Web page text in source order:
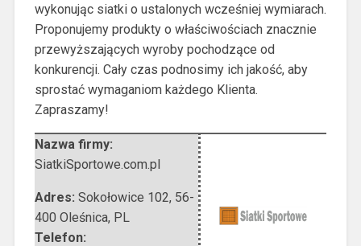
wykonując siatki o ustalonych wcześniej wymiarach.
Proponujemy produkty o właściwościach znacznie
przewyższających wyroby pochodzące od
konkurencji. Cały czas podnosimy ich jakość, aby
sprostać wymaganiom każdego Klienta.
Zapraszamy!
Nazwa firmy:
SiatkiSportowe.com.pl
Adres: Sokołowice 102, 56-
400 Oleśnica, PL
Telefon: